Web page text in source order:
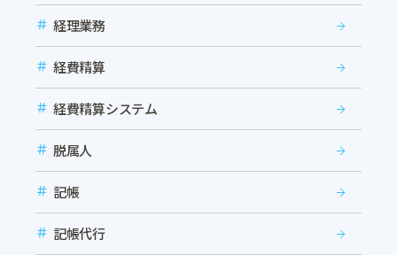
経理業務
経費精算
経費精算システム
脱属人
記帳
記帳代行